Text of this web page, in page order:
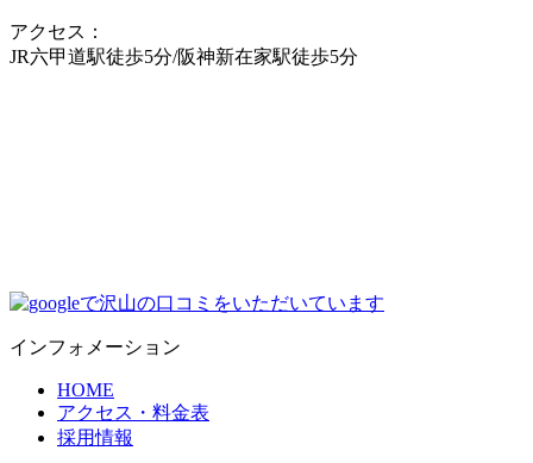
アクセス：
JR六甲道駅徒歩5分/阪神新在家駅徒歩5分
インフォメーション
HOME
アクセス・料金表
採用情報